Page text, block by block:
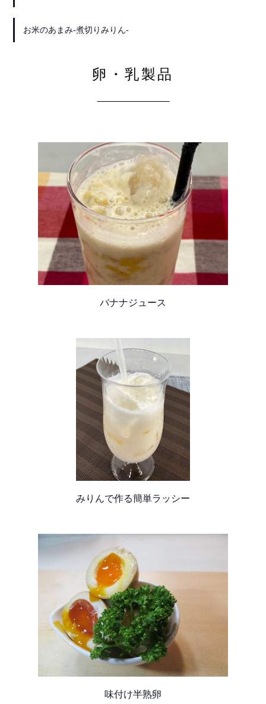
お米のあまみ-煮切りみりん-
卵・乳製品
バナナジュース
みりんで作る簡単ラッシー
味付け半熟卵